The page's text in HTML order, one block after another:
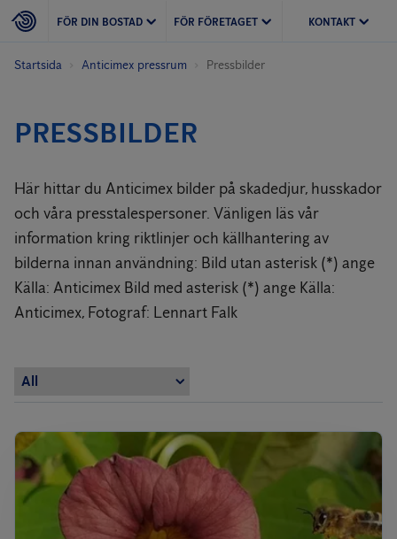
FÖR DIN BOSTAD FÖR FÖRETAGET KONTAKT
Startsida Anticimex pressrum Pressbilder
PRESSBILDER
Här hittar du Anticimex bilder på skadedjur, husskador
och våra presstalespersoner. Vänligen läs vår
information kring riktlinjer och källhantering av
bilderna innan användning: Bild utan asterisk (*) ange
Källa: Anticimex Bild med asterisk (*) ange Källa:
Anticimex, Fotograf: Lennart Falk